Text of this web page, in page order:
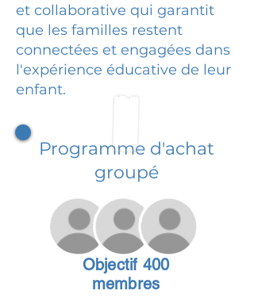
et collaborative qui garantit
que les familles restent
connectées et engagées dans
l'expérience éducative de leur
enfant.
Programme d'achat
groupé
Objectif 400
membres